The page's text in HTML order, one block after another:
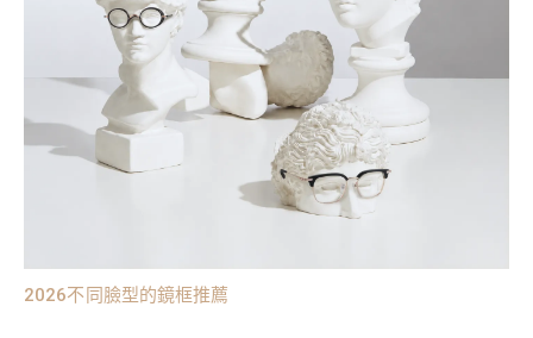
2026不同臉型的鏡框推薦